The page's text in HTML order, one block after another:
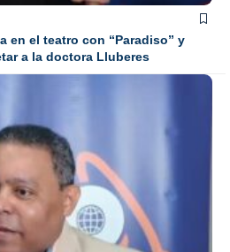
en el teatro con “Paradiso” y
a la doctora Lluberes